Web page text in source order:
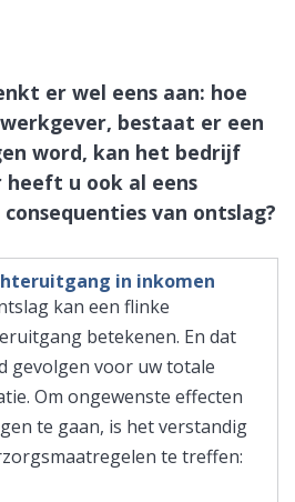
er wel eens aan: hoe
bestaat er een
word, kan het bedrijf
u ook al eens
van ontslag?
in inkomen
kan een flinke
betekenen. En dat
gevolgen voor uw totale
Om ongewenste effecten
te gaan, is het verstandig
te treffen: